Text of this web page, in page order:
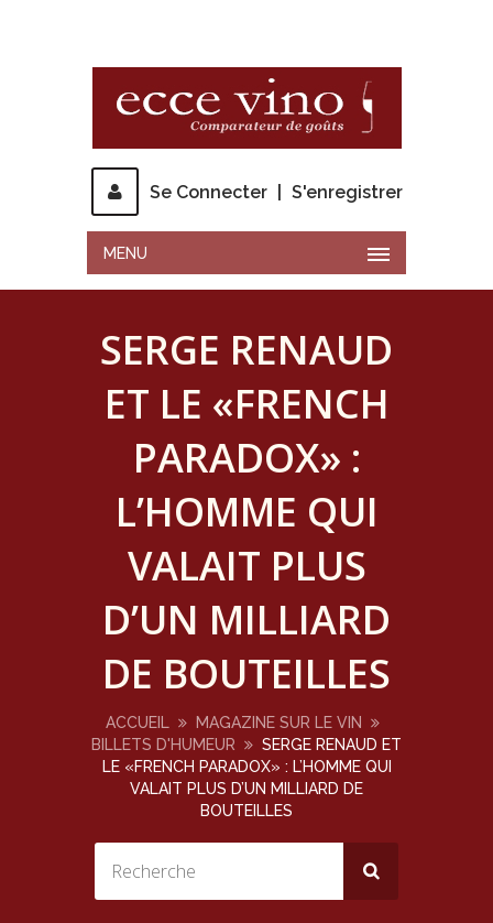
Se Connecter S'enregistrer
MENU
SERGE RENAUD
ET LE «FRENCH
PARADOX» :
L’HOMME QUI
VALAIT PLUS
D’UN MILLIARD
DE BOUTEILLES
ACCUEIL
MAGAZINE SUR LE VIN
BILLETS D'HUMEUR
SERGE RENAUD ET
LE «FRENCH PARADOX» : L’HOMME QUI
VALAIT PLUS D’UN MILLIARD DE
BOUTEILLES